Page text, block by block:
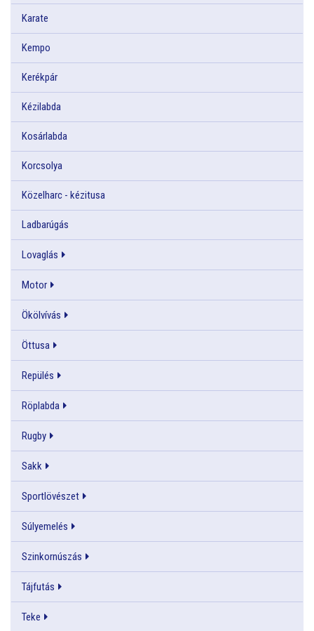
Karate
Kempo
Kerékpár
Kézilabda
Kosárlabda
Korcsolya
Közelharc - kézitusa
Ladbarúgás
Lovaglás
Motor
Ökölvívás
Öttusa
Repülés
Röplabda
Rugby
Sakk
Sportlövészet
Súlyemelés
Szinkornúszás
Tájfutás
Teke